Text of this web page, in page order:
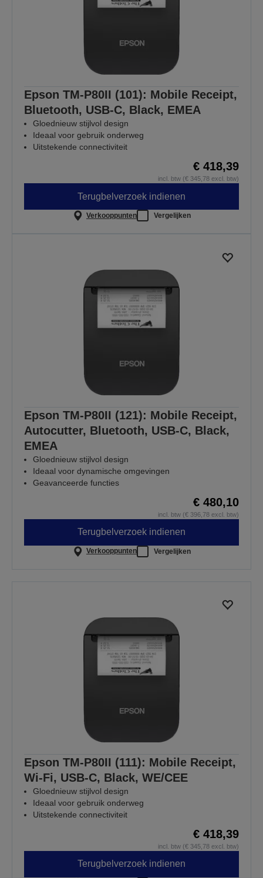
Epson TM-P80II (101): Mobile Receipt,
Bluetooth, USB-C, Black, EMEA
Gloednieuw stijlvol design
Ideaal voor gebruik onderweg
Uitstekende connectiviteit
€ 418,39
incl. btw (€ 345,78 excl. btw)
Terugbelverzoek indienen
Verkooppunten Vergelijken
Epson TM-P80II (121): Mobile Receipt,
Autocutter, Bluetooth, USB-C, Black,
EMEA
Gloednieuw stijlvol design
Ideaal voor dynamische omgevingen
Geavanceerde functies
€ 480,10
incl. btw (€ 396,78 excl. btw)
Terugbelverzoek indienen
Verkooppunten Vergelijken
Epson TM-P80II (111): Mobile Receipt,
Wi-Fi, USB-C, Black, WE/CEE
Gloednieuw stijlvol design
Ideaal voor gebruik onderweg
Uitstekende connectiviteit
€ 418,39
incl. btw (€ 345,78 excl. btw)
Terugbelverzoek indienen